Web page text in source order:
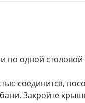
по одной
соединится,
Закройте